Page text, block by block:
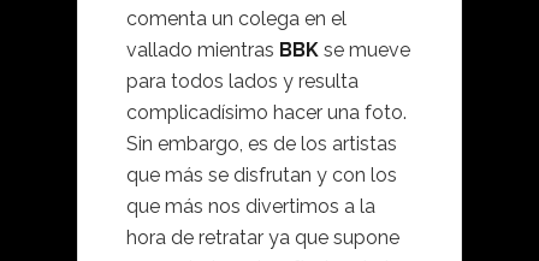
comenta un colega en el
vallado mientras BBK se mueve
para todos lados y resulta
complicadísimo hacer una foto.
Sin embargo, es de los artistas
que más se disfrutan y con los
que más nos divertimos a la
hora de retratar ya que supone